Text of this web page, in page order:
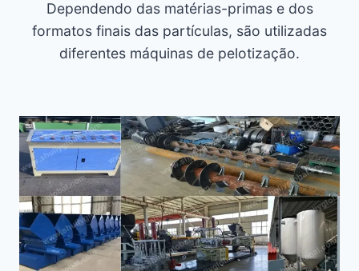
Dependendo das matérias-primas e dos
formatos finais das partículas, são utilizadas
diferentes máquinas de pelotização.